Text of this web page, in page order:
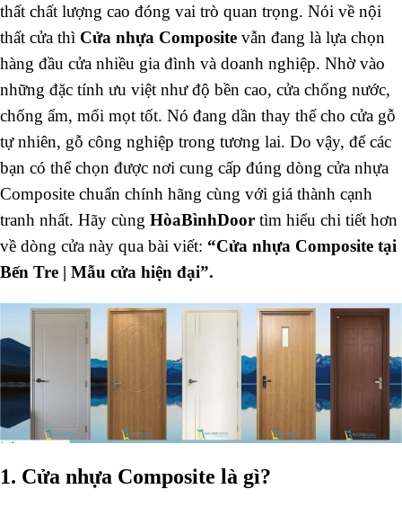
thất chất lượng cao đóng vai trò quan trọng. Nói về nội
thất cửa thì Cửa nhựa Composite vẫn đang là lựa chọn
hàng đầu cửa nhiều gia đình và doanh nghiệp. Nhờ vào
những đặc tính ưu việt như độ bền cao, cửa chống nước,
chống ẩm, mối mọt tốt. Nó đang dần thay thế cho cửa gỗ
tự nhiên, gỗ công nghiệp trong tương lai. Do vậy, để các
bạn có thể chọn được nơi cung cấp đúng dòng cửa nhựa
Composite chuẩn chính hãng cùng với giá thành cạnh
tranh nhất. Hãy cùng HòaBìnhDoor tìm hiểu chi tiết hơn
về dòng cửa này qua bài viết: “Cửa nhựa Composite tại
Bến Tre | Mẫu cửa hiện đại”.
1. Cửa nhựa Composite là gì?